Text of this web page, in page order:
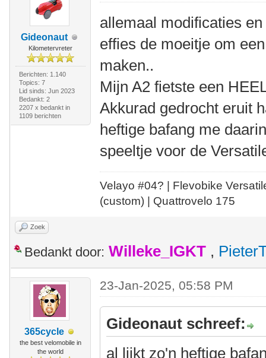
Gideonaut
Kilometervreter
Berichten: 1.140
Topics: 7
Lid sinds: Jun 2023
Bedankt: 2
2207 x bedankt in
1109 berichten
allemaal modificaties
effies de moeitje om
maken..
Mijn A2 fietste een
Akkurad gedrocht eruit
heftige bafang me
speeltje voor de
Velayo #04? | Flevobike
(custom) | Quattrovelo 175
Zoek
Bedankt door: Willeke_IGKT ,
365cycle
the best velomobile in
the world
23-Jan-2025, 05:58 PM
Gideonaut schreef:
al lijkt zo'n heftige